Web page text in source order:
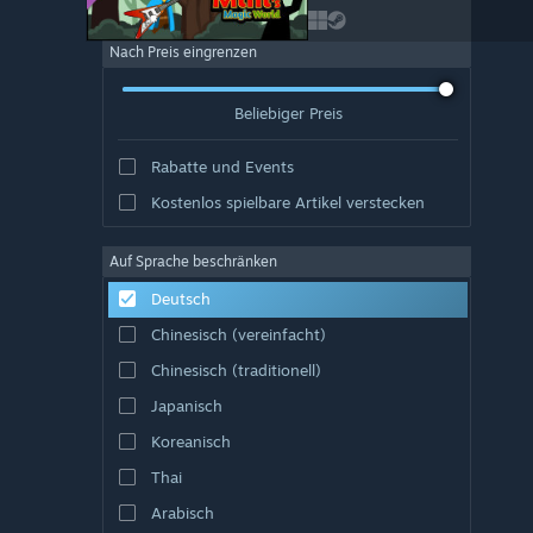
Nach Preis eingrenzen
Beliebiger Preis
Rabatte und Events
Kostenlos spielbare Artikel verstecken
Auf Sprache beschränken
Deutsch
Chinesisch (vereinfacht)
Chinesisch (traditionell)
Japanisch
Koreanisch
Thai
Arabisch